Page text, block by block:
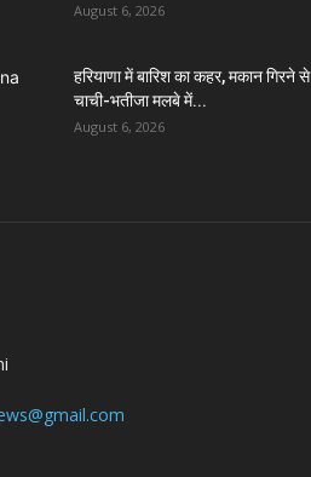
August 6, 2026
हरियाणा में बारिश का कहर, मकान गिरने से
चाची-भतीजा मलबे में...
August 6, 2026